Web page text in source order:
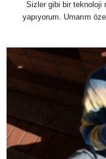
Sizler gibi bir teknoloji
yapıyorum. Umarım